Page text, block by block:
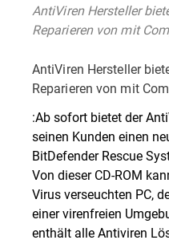
AntiViren Hersteller
Reparieren von mit
AntiViren Hersteller
Reparieren von mit
:Ab sofort bietet der
seinen Kunden einen
BitDefender Rescue
Von dieser CD-ROM
Virus verseuchten PC,
einer virenfreien
enthält alle Antiviren